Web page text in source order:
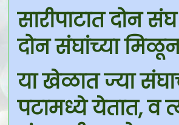
सारीपाटात दोन
दोन संघांच्या
या खेळात ज्या
पटामध्ये येतात, व